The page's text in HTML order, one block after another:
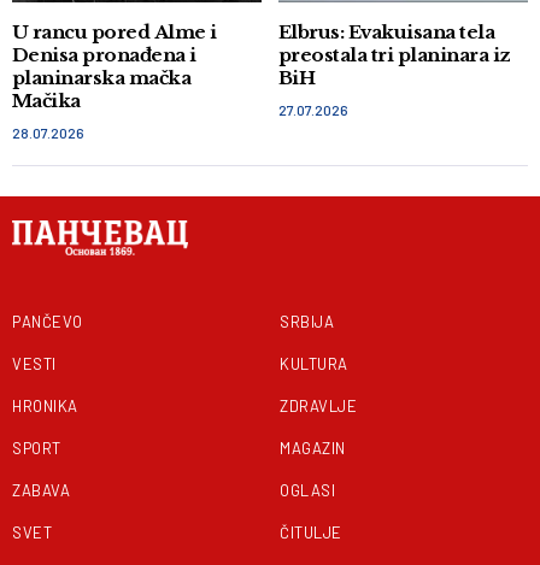
U rancu pored Alme i
Denisa pronađena i
planinarska mačka
Mačika
28.07.2026
Elbrus: Evakuisana tela
preostala tri planinara iz
BiH
27.07.2026
PANČEVO
VESTI
HRONIKA
SPORT
ZABAVA
SVET
SRBIJA
KULTURA
ZDRAVLJE
MAGAZIN
OGLASI
ČITULJE